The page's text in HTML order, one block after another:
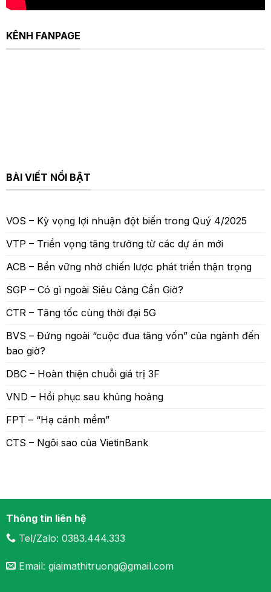
KÊNH FANPAGE
BÀI VIẾT NỔI BẬT
VOS – Kỳ vọng lợi nhuận đột biến trong Quý 4/2025
VTP – Triển vọng tăng trưởng từ các dự án mới
ACB – Bền vững nhờ chiến lược phát triển thận trọng
SGP – Có gì ngoài Siêu Cảng Cần Giờ?
CTR – Tăng tốc cùng thời đại 5G
BVS – Đứng ngoài “cuộc đua tăng vốn” của ngành đến
bao giờ?
DBC – Hoàn thiện chuỗi giá trị 3F
VND – Hồi phục sau khủng hoảng
FPT – “Hạ cánh mềm”
CTS – Ngôi sao của VietinBank
Thông tin liên hệ
Tel/Zalo: 0383.444.333
Email: giaimathitruong@gmail.com